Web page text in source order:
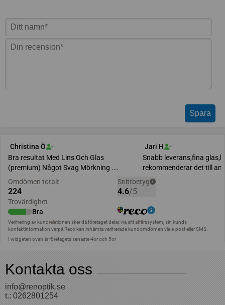
Kontakta oss
info@renoptik.se
t.: 0262801254